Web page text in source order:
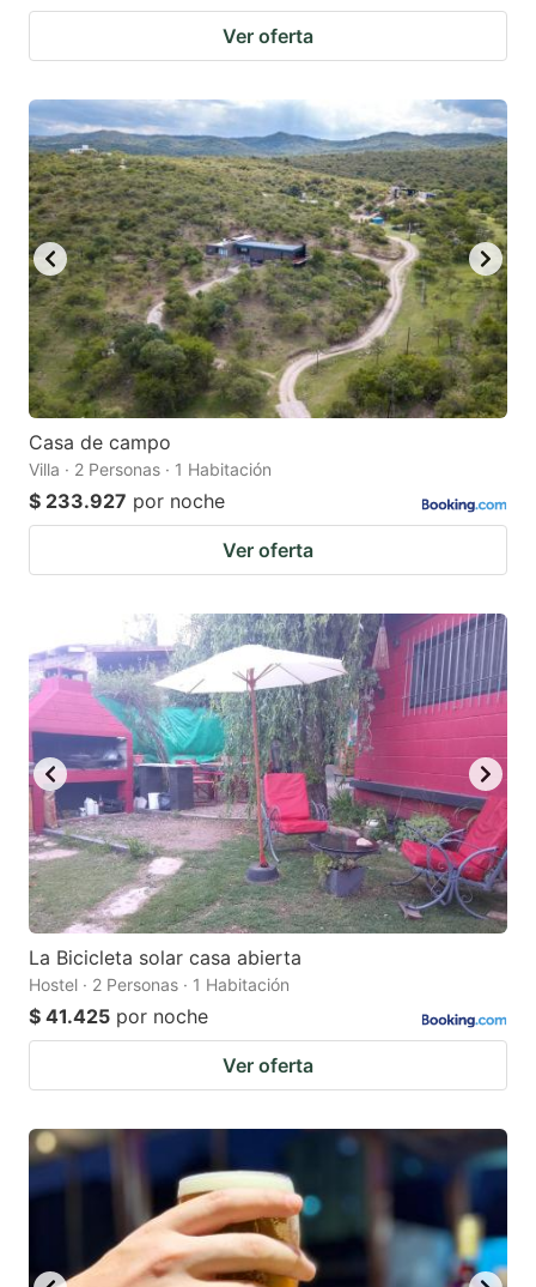
Ver oferta
Casa de campo
Villa · 2 Personas · 1 Habitación
$ 233.927 por noche
Ver oferta
La Bicicleta solar casa abierta
Hostel · 2 Personas · 1 Habitación
$ 41.425 por noche
Ver oferta